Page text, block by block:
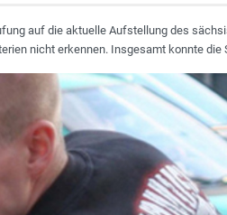
auf die aktuelle Aufstellung des
nicht erkennen. Insgesamt konnte die